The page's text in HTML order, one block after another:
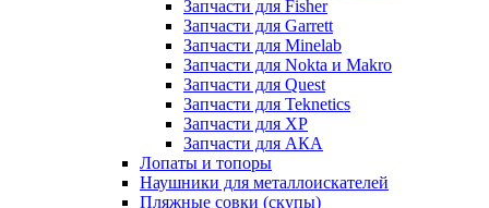
Запчасти для Fisher
Запчасти для Garrett
Запчасти для Minelab
Запчасти для Nokta и Makro
Запчасти для Quest
Запчасти для Teknetics
Запчасти для XP
Запчасти для АКА
Лопаты и топоры
Наушники для металлоискателей
Пляжные совки (скупы)